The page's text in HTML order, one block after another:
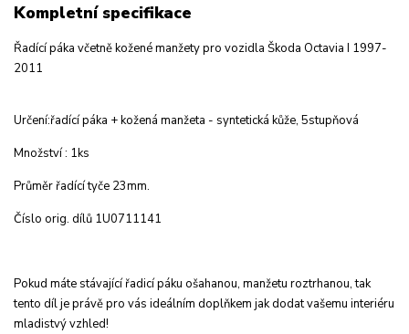
Kompletní specifikace
Řadící páka včetně kožené manžety pro vozidla Škoda Octavia I 1997-
2011
Určení:řadící páka + kožená manžeta - syntetická kůže, 5stupňová
Množství : 1ks
Průměr řadící tyče 23mm.
Číslo orig. dílů 1U0711141
Pokud máte stávající řadicí páku ošahanou, manžetu roztrhanou, tak
tento díl je právě pro vás ideálním doplňkem jak dodat vašemu interiéru
mladistvý vzhled!